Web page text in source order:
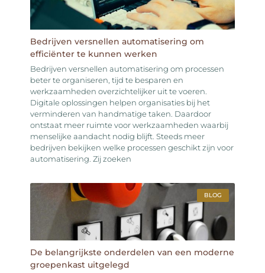
Bedrijven versnellen automatisering om
efficiënter te kunnen werken
Bedrijven versnellen automatisering om processen
beter te organiseren, tijd te besparen en
werkzaamheden overzichtelijker uit te voeren.
Digitale oplossingen helpen organisaties bij het
verminderen van handmatige taken. Daardoor
ontstaat meer ruimte voor werkzaamheden waarbij
menselijke aandacht nodig blijft. Steeds meer
bedrijven bekijken welke processen geschikt zijn voor
automatisering. Zij zoeken
BLOG
De belangrijkste onderdelen van een moderne
groepenkast uitgelegd